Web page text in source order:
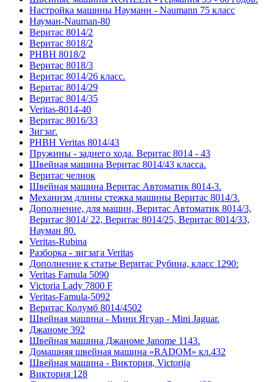
Настройка машины Науманн - Naumann 75 класс
Науман-Nauman-80
Веритас 8014/2
Веритас 8018/2
РНВН 8018/2
Веритас 8018/3
Веритас 8014/26 класс.
Веритас 8014/29
Веритас 8014/35
Veritas-8014-40
Веритас 8016/33
Зигзаг.
РНВН Veritas 8014/43
Пружины - заднего хода. Веритас 8014 - 43
Швейная машина Веритас 8014/43 класса.
Веритас челнок
Швейная машина Веритас Автоматик 8014-3.
Механизм длины стежка машины Веритас 8014/3.
Дополнение, для машин, Веритас Автоматик 8014/3,
Веритас 8014/ 22, Веритас 8014/25, Веритас 8014/33,
Науман 80.
Veritas-Rubina
Разборка - зигзага Veritas
Дополнение к статье Веритас Рубина, класс 1290:
Veritas Famula 5090
Victoria Lady 7800 F
Veritas-Famula-5092
Веритас Колумб 8014/4502
Швейная машина - Мини Ягуар - Mini Jaguar.
Джаноме 392
Швейная машина Джаноме Janome 1143.
Домашняя швейная машина «RADOM» кл.432
Швейная машина - Виктория, Victorija
Виктория 128